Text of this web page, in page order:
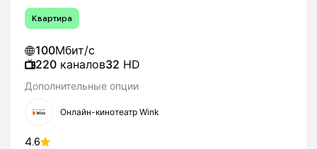
Квартира
100Мбит/с
220 каналов32 HD
Дополнительные опции
Онлайн-кинотеатр Wink
4.6